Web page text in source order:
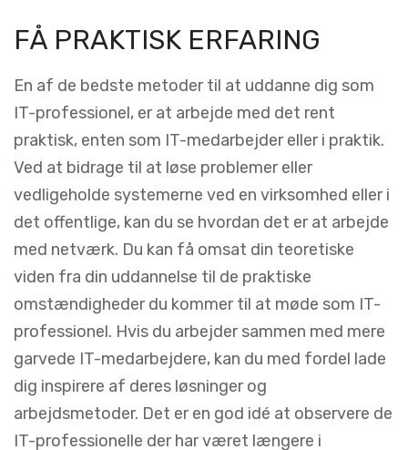
FÅ PRAKTISK ERFARING
En af de bedste metoder til at uddanne dig som
IT-professionel, er at arbejde med det rent
praktisk, enten som IT-medarbejder eller i praktik.
Ved at bidrage til at løse problemer eller
vedligeholde systemerne ved en virksomhed eller i
det offentlige, kan du se hvordan det er at arbejde
med netværk. Du kan få omsat din teoretiske
viden fra din uddannelse til de praktiske
omstændigheder du kommer til at møde som IT-
professionel. Hvis du arbejder sammen med mere
garvede IT-medarbejdere, kan du med fordel lade
dig inspirere af deres løsninger og
arbejdsmetoder. Det er en god idé at observere de
IT-professionelle der har været længere i